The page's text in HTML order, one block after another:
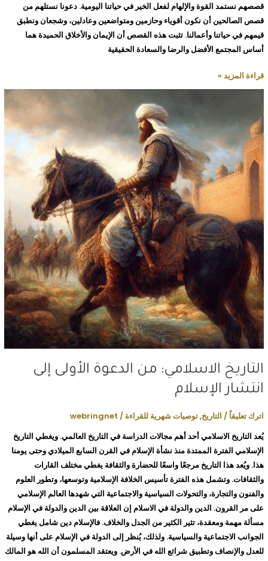
قصصهم نستمد القوة والإلهام لفعل الخير في حياتنا اليومية. دعونا نستلهم من
قصص الصالحين أن نكون أقوياء وحازمين ومتواضعين وعادلين، وشجعان ونطبق
قيمهم في حياتنا وأعمالنا. تثبت هذه القصص أن الإيمان والأخلاق الحميدة هما
أساس المجتمع الأفضل والرضا والسعادة الحقيقية
قراءة المزيد »
التاريخ الاسلامي: من الدعوة الأولى إلى
انتشار الإسلام
اترك تعليقاً/ التاريخ,توصيات شهرية للقراءة /
webringnet
يُعد التاريخ الاسلامي أحد أهم مجالات الدراسة في التاريخ العالمي. ويغطي التاريخ
الإسلامي الفترة الممتدة منذ نشأة الإسلام في القرن السابع الميلادي وحتى يومنا
هذا. ويُعد هذا التاريخ مرجعًا واسعًا للحضارة والثقافة يغطي مختلف القارات
والثقافات. وتشمل هذه الفترة تأسيس الخلافة الإسلامية وتوسعها، وتطور العلوم
والفنون والتجارة، والتحولات السياسية والاجتماعية التي شهدها العالم الإسلامي
على مر القرون. الدين والدولة في الاسلام إن العلاقة بين الدين والدولة في الإسلام
مسألة مهمة ومعقدة، تثير الكثير من الجدل والخلاف. فالإسلام دين شامل يغطي
الجوانب الاجتماعية والسياسية. ولذلك، يُنظر إلى الدولة في الإسلام على أنها وسيلة
للعدل والإنصاف وتطبيق شرائع الله في الأرض. ويعتقد المسلمون أن الله هو المالك
الاسلامي:
من
الدعوة
الأولى
إلى
انتشار
الإسلام